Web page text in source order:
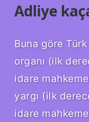
Adliye
Buna göre
organı (ilk
idare
yargı (ilk
idare